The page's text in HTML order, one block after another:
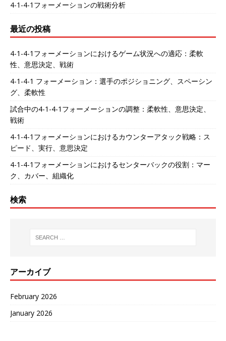
4-1-4-1フォーメーションの戦術分析
最近の投稿
4-1-4-1フォーメーションにおけるゲーム状況への適応：柔軟
性、意思決定、戦術
4-1-4-1 フォーメーション：選手のポジショニング、スペーシン
グ、柔軟性
試合中の4-1-4-1フォーメーションの調整：柔軟性、意思決定、
戦術
4-1-4-1フォーメーションにおけるカウンターアタック戦略：ス
ピード、実行、意思決定
4-1-4-1フォーメーションにおけるセンターバックの役割：マー
ク、カバー、組織化
検索
アーカイブ
February 2026
January 2026